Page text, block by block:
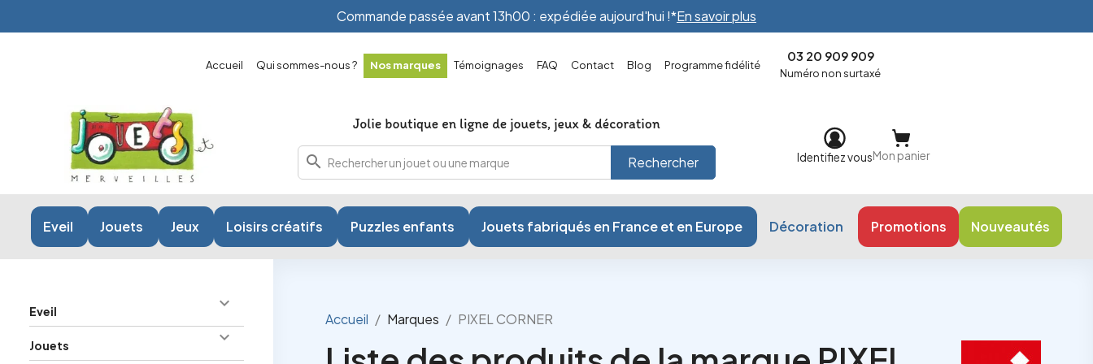
Commande passée avant 13h00 : expédiée aujourd'hui !*En savoir plus
Accueil Qui sommes-nous ? Nos marques Témoignages FAQ Contact Blog Programme fidélité
03 20 909 909
Numéro non surtaxé
search Rechercher Identifiez vousMon panier
Eveil Jouets Jeux Loisirs créatifs Puzzles enfants Jouets fabriqués en France et en Europe Décoration Promotions Nouveautés
Eveil 
Jouets 
Accueil Marques PIXEL CORNER